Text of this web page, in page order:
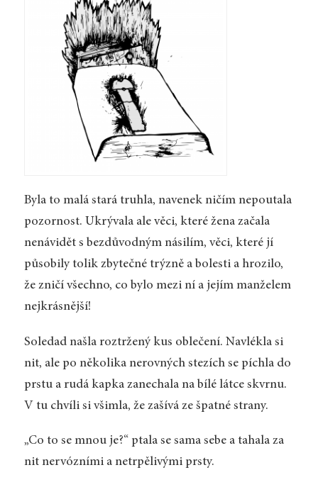
Byla to malá stará truhla, navenek ničím nepoutala
pozornost. Ukrývala ale věci, které žena začala
nenávidět s bezdůvodným násilím, věci, které jí
působily tolik zbytečné trýzně a bolesti a hrozilo,
že zničí všechno, co bylo mezi ní a jejím manželem
nejkrásnější!
Soledad našla roztržený kus oblečení. Navlékla si
nit, ale po několika nerovných stezích se píchla do
prstu a rudá kapka zanechala na bílé látce skvrnu.
V tu chvíli si všimla, že zašívá ze špatné strany.
„Co to se mnou je?“ ptala se sama sebe a tahala za
nit nervózními a netrpělivými prsty.